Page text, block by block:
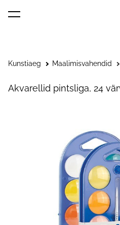
lisati ostukorvi.
Kunstiaeg Maalimisvahendid
Akvarellid pintsliga, 24